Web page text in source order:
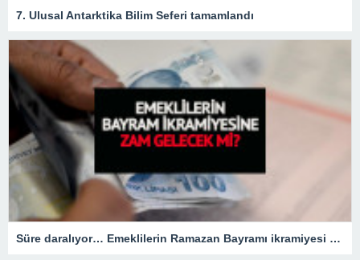
7. Ulusal Antarktika Bilim Seferi tamamlandı
Süre daralıyor… Emeklilerin Ramazan Bayramı ikramiyesi zamlı mı olacak?